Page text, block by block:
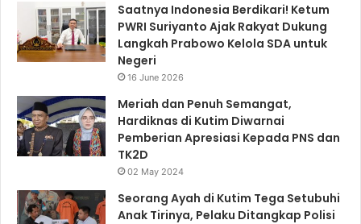
Saatnya Indonesia Berdikari! Ketum
PWRI Suriyanto Ajak Rakyat Dukung
Langkah Prabowo Kelola SDA untuk
Negeri
16 June 2026
Meriah dan Penuh Semangat,
Hardiknas di Kutim Diwarnai
Pemberian Apresiasi Kepada PNS dan
TK2D
02 May 2024
Seorang Ayah di Kutim Tega Setubuhi
Anak Tirinya, Pelaku Ditangkap Polisi